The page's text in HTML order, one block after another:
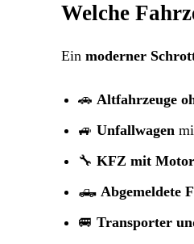
Welche
Ein moderner
🚗 Altfahrzeuge
🚙 Unfallwagen
🔧 KFZ mit
🛻 Abgemeldete
🚐 Transporter